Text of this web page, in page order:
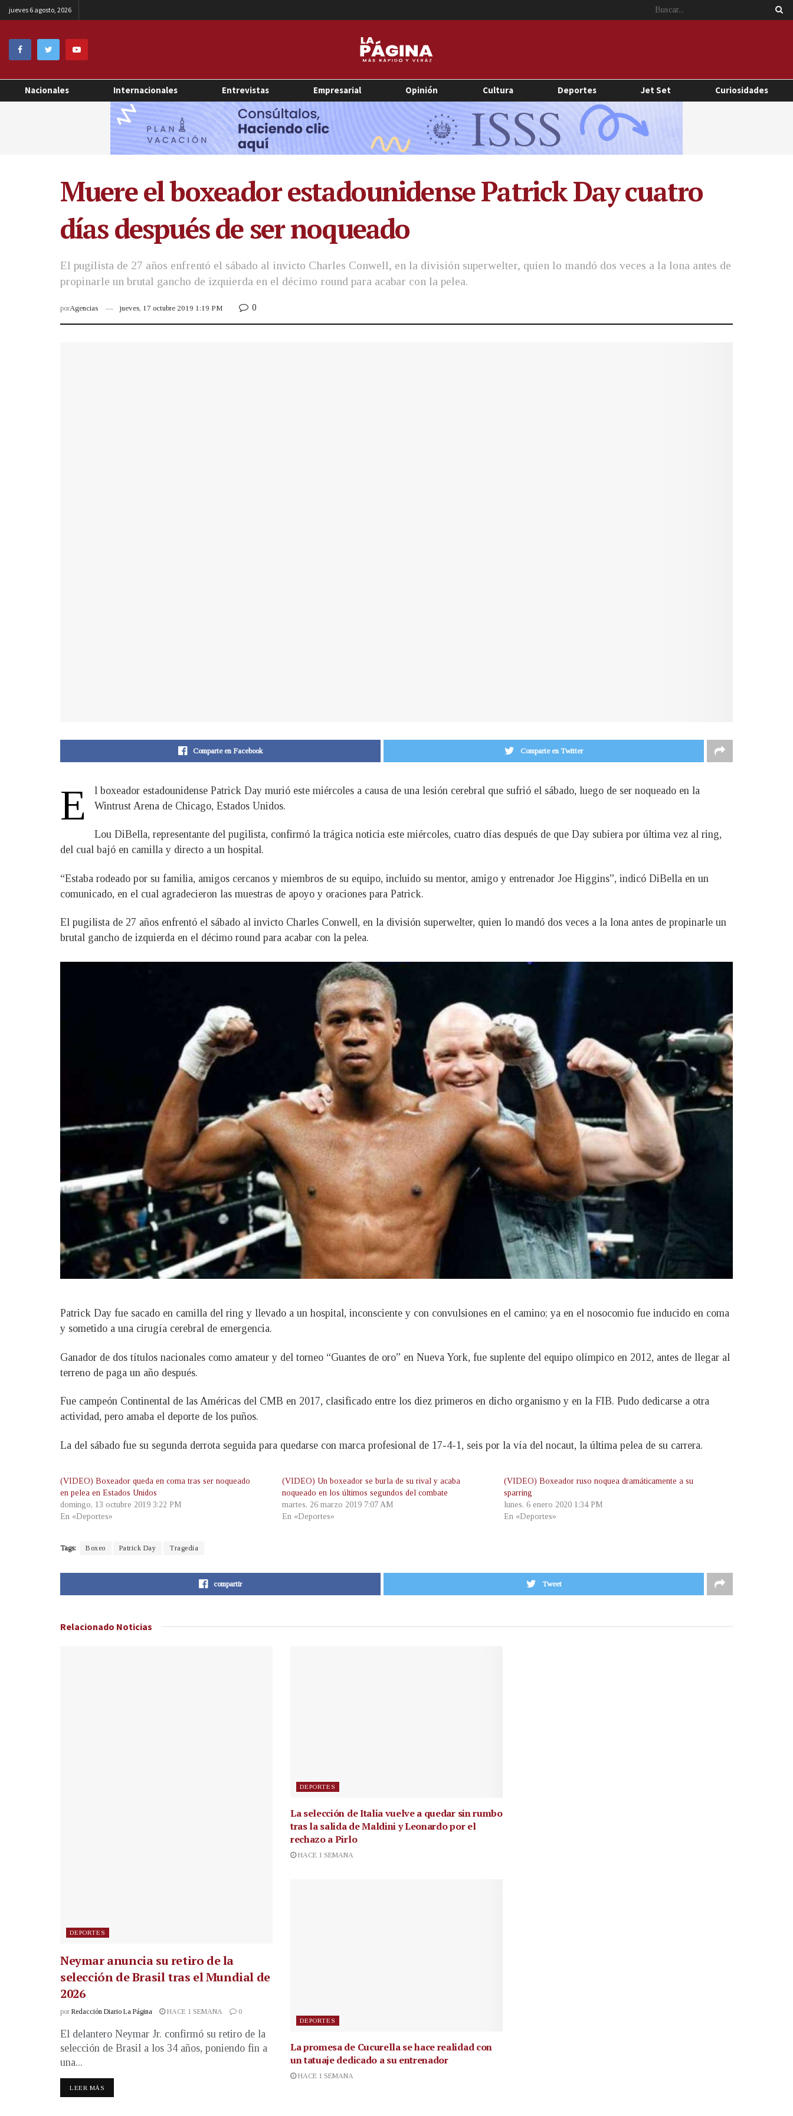
jueves 6 agosto, 2026
Nacionales Internacionales Entrevistas Empresarial Opinión Cultura Deportes Jet Set Curiosidades
Muere el boxeador estadounidense Patrick Day cuatro
días después de ser noqueado
El pugilista de 27 años enfrentó el sábado al invicto Charles Conwell, en la división superwelter, quien lo mandó dos veces a la lona antes de
propinarle un brutal gancho de izquierda en el décimo round para acabar con la pelea.
porAgencias jueves, 17 octubre 2019 1:19 PM 0
Comparte en Facebook Comparte en Twitter
E
l boxeador estadounidense Patrick Day murió este miércoles a causa de una lesión cerebral que sufrió el sábado, luego de ser noqueado en la
Wintrust Arena de Chicago, Estados Unidos.
Lou DiBella, representante del pugilista, confirmó la trágica noticia este miércoles, cuatro días después de que Day subiera por última vez al ring,
del cual bajó en camilla y directo a un hospital.
“Estaba rodeado por su familia, amigos cercanos y miembros de su equipo, incluido su mentor, amigo y entrenador Joe Higgins”, indicó DiBella en un
comunicado, en el cual agradecieron las muestras de apoyo y oraciones para Patrick.
El pugilista de 27 años enfrentó el sábado al invicto Charles Conwell, en la división superwelter, quien lo mandó dos veces a la lona antes de propinarle un
brutal gancho de izquierda en el décimo round para acabar con la pelea.
Patrick Day fue sacado en camilla del ring y llevado a un hospital, inconsciente y con convulsiones en el camino; ya en el nosocomio fue inducido en coma
y sometido a una cirugía cerebral de emergencia.
Ganador de dos títulos nacionales como amateur y del torneo “Guantes de oro” en Nueva York, fue suplente del equipo olímpico en 2012, antes de llegar al
terreno de paga un año después.
Fue campeón Continental de las Américas del CMB en 2017, clasificado entre los diez primeros en dicho organismo y en la FIB. Pudo dedicarse a otra
actividad, pero amaba el deporte de los puños.
La del sábado fue su segunda derrota seguida para quedarse con marca profesional de 17-4-1, seis por la vía del nocaut, la última pelea de su carrera.
(VIDEO) Boxeador queda en coma tras ser noqueado
en pelea en Estados Unidos
domingo, 13 octubre 2019 3:22 PM
En «Deportes»
(VIDEO) Un boxeador se burla de su rival y acaba
noqueado en los últimos segundos del combate
martes, 26 marzo 2019 7:07 AM
En «Deportes»
(VIDEO) Boxeador ruso noquea dramáticamente a su
sparring
lunes, 6 enero 2020 1:34 PM
En «Deportes»
Tags: Boxeo Patrick Day Tragedia
compartir Tweet
Relacionado Noticias
DEPORTES
Neymar anuncia su retiro de la
selección de Brasil tras el Mundial de
2026
por Redacción Diario La Página HACE 1 SEMANA 0
El delantero Neymar Jr. confirmó su retiro de la
selección de Brasil a los 34 años, poniendo fin a
una...
LEER MÁS
DEPORTES
La selección de Italia vuelve a quedar sin rumbo
tras la salida de Maldini y Leonardo por el
rechazo a Pirlo
HACE 1 SEMANA
DEPORTES
La promesa de Cucurella se hace realidad con
un tatuaje dedicado a su entrenador
HACE 1 SEMANA